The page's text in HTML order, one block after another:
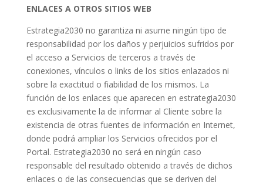
ENLACES A OTROS SITIOS WEB
Estrategia2030 no garantiza ni asume ningún tipo de
responsabilidad por los daños y perjuicios sufridos por
el acceso a Servicios de terceros a través de
conexiones, vínculos o links de los sitios enlazados ni
sobre la exactitud o fiabilidad de los mismos. La
función de los enlaces que aparecen en estrategia2030
es exclusivamente la de informar al Cliente sobre la
existencia de otras fuentes de información en Internet,
donde podrá ampliar los Servicios ofrecidos por el
Portal. Estrategia2030 no será en ningún caso
responsable del resultado obtenido a través de dichos
enlaces o de las consecuencias que se deriven del